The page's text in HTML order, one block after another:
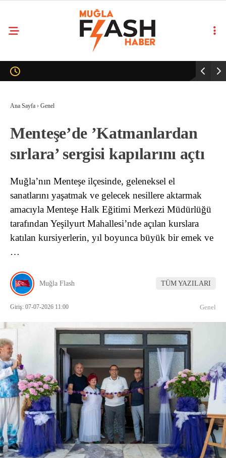
Ana Sayfa › Genel
Menteşe’de ’Katmanlardan
sırlara’ sergisi kapılarını açtı
Muğla’nın Menteşe ilçesinde, geleneksel el
sanatlarını yaşatmak ve gelecek nesillere aktarmak
amacıyla Menteşe Halk Eğitimi Merkezi Müdürlüğü
tarafından Yeşilyurt Mahallesi’nde açılan kurslara
katılan kursiyerlerin, yıl boyunca büyük bir emek ve
…
Muğla Flash TÜM YAZILARI
Giriş: 07-07-2026 11:00 Genel